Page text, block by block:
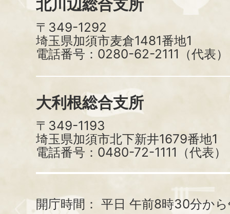
北川辺総合支所
〒349-1292
埼玉県加須市麦倉1481番地1
電話番号：0280-62-2111（代表）
大利根総合支所
〒349-1193
埼玉県加須市北下新井1679番地1
電話番号：0480-72-1111（代表）
開庁時間： 平日 午前8時30分か